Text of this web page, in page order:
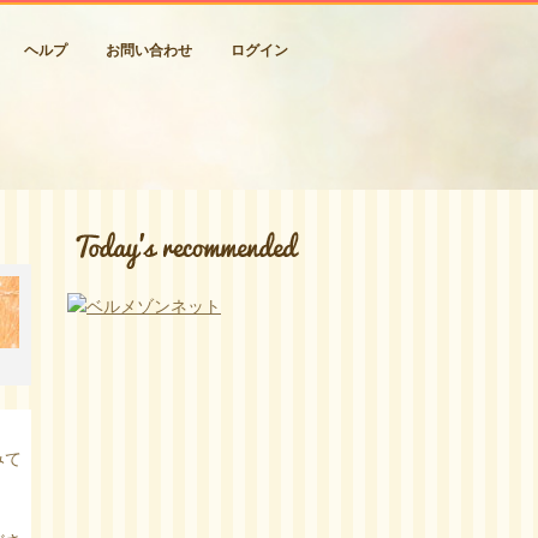
ヘルプ お問い合わせ ログイン